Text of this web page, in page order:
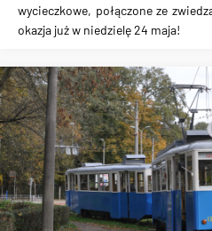
wycieczkowe, połączone ze
okazja już w niedzielę 24 maja!